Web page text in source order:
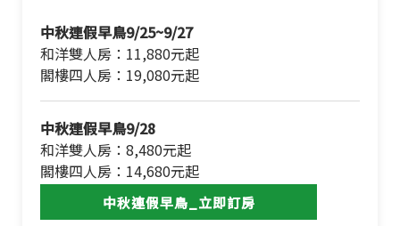
中秋連假早鳥9/25~9/27
和洋雙人房：11,880元起
閣樓四人房：19,080元起
中秋連假早鳥9/28
和洋雙人房：8,480元起
閣樓四人房：14,680元起
中秋連假早鳥_立即訂房